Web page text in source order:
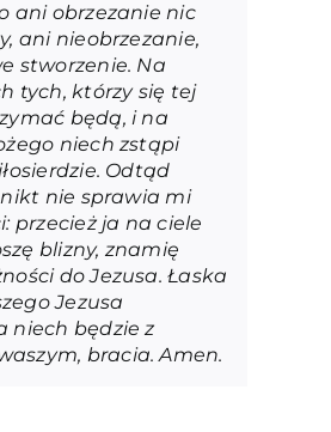
ani obrzezanie nic
ani nieobrzezanie,
stworzenie. Na
tych, którzy się tej
będą, i na
niech zstąpi
Odtąd
nie sprawia mi
przecież ja na ciele
blizny, znamię
do Jezusa. Łaska
Jezusa
niech będzie z
bracia. Amen.